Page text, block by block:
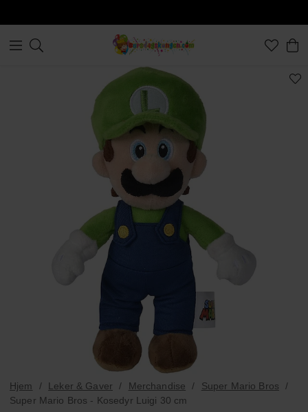
Hjem Leker & Gaver Merchandise
Super Mario Bros
Super Mario Bros - Kosedyr Luigi 30 cm